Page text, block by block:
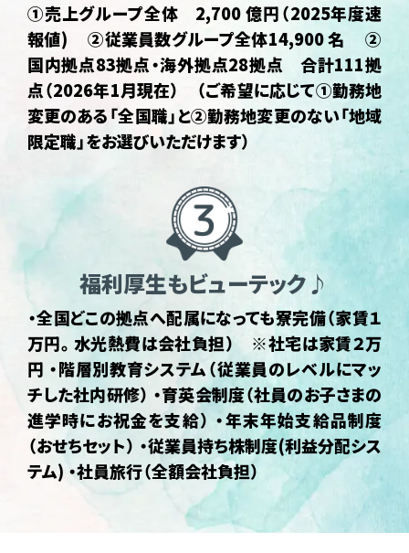
①売上グループ全体 2,700 億円（2025年度速
報値) ➁従業員数グループ全体14,900 名 ➁
国内拠点83拠点・海外拠点28拠点 合計111拠
点（2026年1月現在） （ご希望に応じて①勤務地
変更のある「全国職」と②勤務地変更のない「地域
限定職」をお選びいただけます）
福利厚生もビューテック♪
・全国どこの拠点へ配属になっても寮完備（家賃１
万円。水光熱費は会社負担） ※社宅は家賃２万
円 ・階層別教育システム（従業員のレベルにマッ
チした社内研修） ・育英会制度（社員のお子さまの
進学時にお祝金を支給） ・年末年始支給品制度
（おせちセット） ・従業員持ち株制度(利益分配シス
テム) ・社員旅行（全額会社負担）